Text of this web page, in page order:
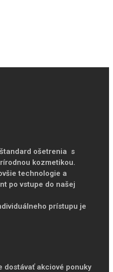
ošetrenia s
kozmetikou.
technologie a
po vstupe do našej
prístupu je
dostávať akciové ponuky